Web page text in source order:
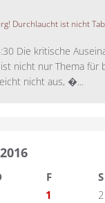
Durchlaucht ist nicht
Die kritische
nicht nur Thema für
nicht aus, �...
F
S
1
2